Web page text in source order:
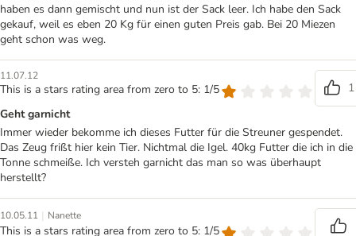
haben es dann gemischt und nun ist der Sack leer. Ich habe den Sack
gekauf, weil es eben 20 Kg für einen guten Preis gab. Bei 20 Miezen
geht schon was weg.
11.07.12
This is a stars rating area from zero to 5: 1/5
1
Geht garnicht
Immer wieder bekomme ich dieses Futter für die Streuner gespendet.
Das Zeug frißt hier kein Tier. Nichtmal die Igel. 40kg Futter die ich in die
Tonne schmeiße. Ich versteh garnicht das man so was überhaupt
herstellt?
10.05.11 | Nanette
This is a stars rating area from zero to 5: 1/5